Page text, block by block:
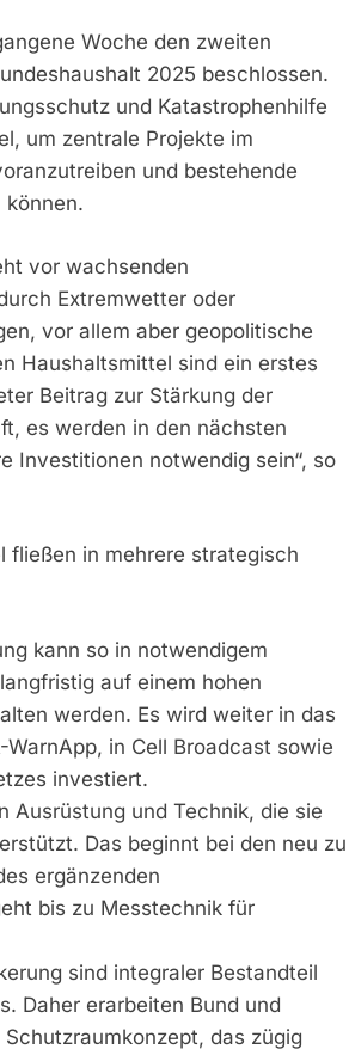
Woche den zweiten
2025 beschlossen.
und Katastrophenhilfe
um zentrale Projekte im
und bestehende
können.
vor wachsenden
Extremwetter oder
vor allem aber geopolitische
Haushaltsmittel sind ein erstes
Beitrag zur Stärkung der
es werden in den nächsten
Investitionen notwendig sein“, so
fließen in mehrere strategisch
kann so in notwendigem
auf einem hohen
werden. Es wird weiter in das
in Cell Broadcast sowie
investiert.
Ausrüstung und Technik, die sie
Das beginnt bei den neu zu
ergänzenden
bis zu Messtechnik für
sind integraler Bestandteil
Daher erarbeiten Bund und
das zügig